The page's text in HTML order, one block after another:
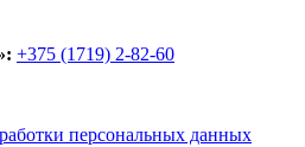
+375 (1719) 2-82-60
персональных данных